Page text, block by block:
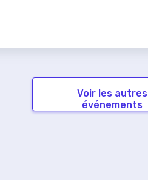
Voir les autres
événements